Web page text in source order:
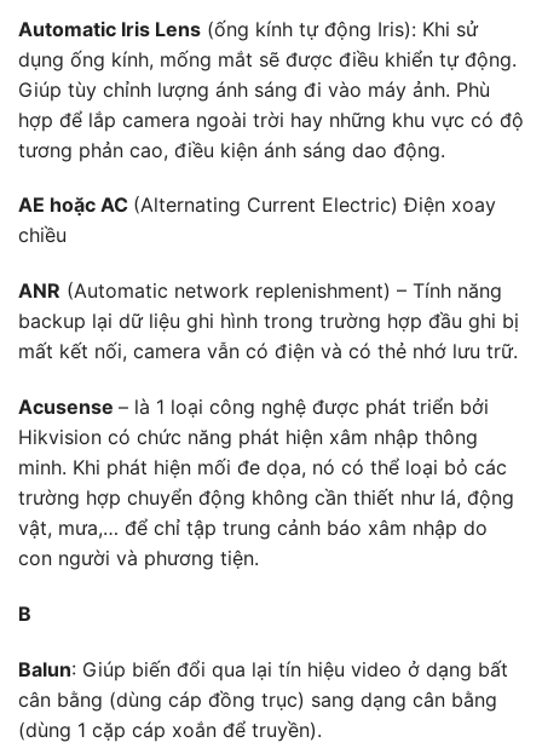
Automatic Iris Lens (ống kính tự động Iris): Khi sử
dụng ống kính, mống mắt sẽ được điều khiển tự động.
Giúp tùy chỉnh lượng ánh sáng đi vào máy ảnh. Phù
hợp để lắp camera ngoài trời hay những khu vực có độ
tương phản cao, điều kiện ánh sáng dao động.
AE hoặc AC (Alternating Current Electric) Điện xoay
chiều
ANR (Automatic network replenishment) – Tính năng
backup lại dữ liệu ghi hình trong trường hợp đầu ghi bị
mất kết nối, camera vẫn có điện và có thẻ nhớ lưu trữ.
Acusense – là 1 loại công nghệ được phát triển bởi
Hikvision có chức năng phát hiện xâm nhập thông
minh. Khi phát hiện mối đe dọa, nó có thể loại bỏ các
trường hợp chuyển động không cần thiết như lá, động
vật, mưa,… để chỉ tập trung cảnh báo xâm nhập do
con người và phương tiện.
B
Balun: Giúp biến đổi qua lại tín hiệu video ở dạng bất
cân bằng (dùng cáp đồng trục) sang dạng cân bằng
(dùng 1 cặp cáp xoắn để truyền).